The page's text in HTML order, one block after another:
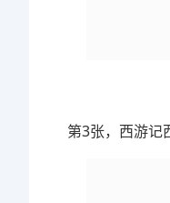
第3张，西游记